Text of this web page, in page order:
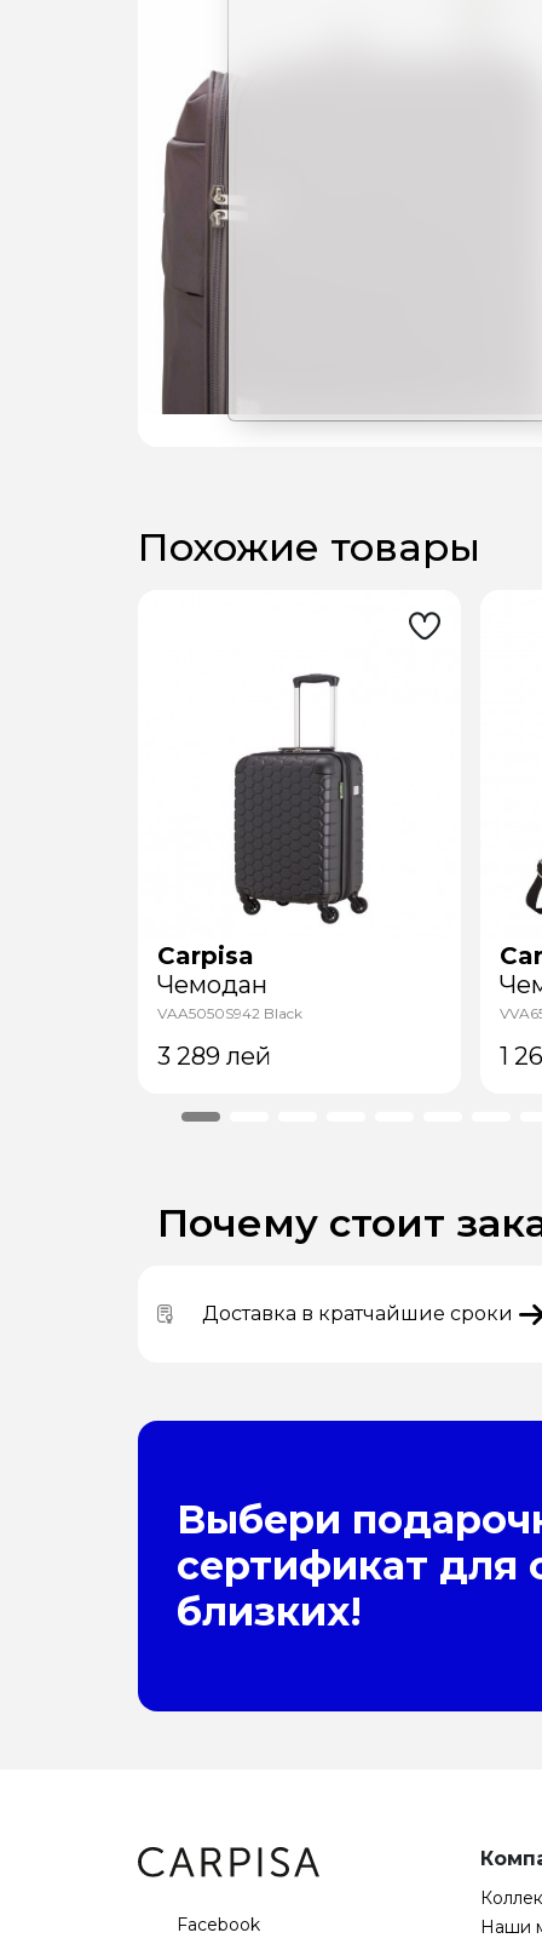
Похожие товары
Carpisa
Чемодан
VAA5050S942 Black
3 289 лей 1
Почему стоит
Доставка в кратчайшие сроки
Выбери
сертификат для
близких!
Facebook
Наши